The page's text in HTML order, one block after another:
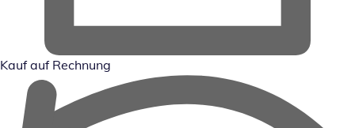
Kauf auf Rechnung